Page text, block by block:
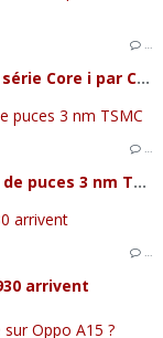
…
Intel s'apprête à remplacer sa fameuse série Core i par Core Ultra
…
Apple monopolise 90 % de la production de puces 3 nm TSMC
…
arrivent